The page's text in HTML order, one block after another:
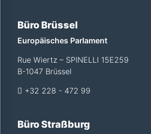
Büro Brüssel
Europäisches Parlament
Rue Wiertz – SPINELLI 15E259
B-1047 Brüssel
+32 228 - 472 99
Büro Straßburg